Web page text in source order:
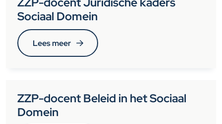
Sociaal Domein
Lees meer
ZZP-docent Beleid in het Sociaal
Domein